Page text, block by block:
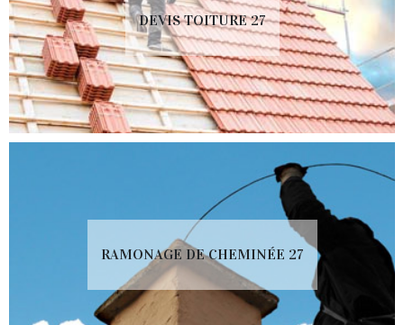
DEVIS TOITURE 27
RAMONAGE DE CHEMINÉE 27